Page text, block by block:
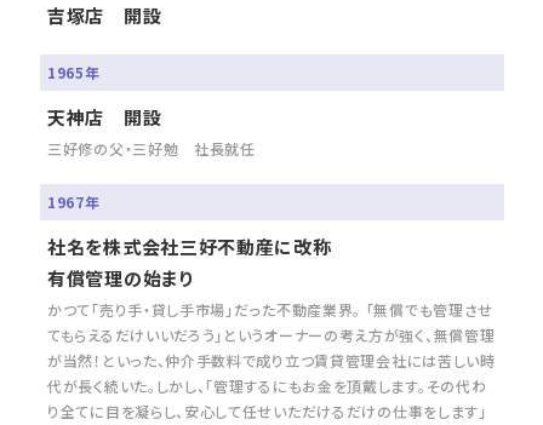
吉塚店 開設
1965年
天神店 開設
三好修の父・三好勉 社長就任
1967年
社名を株式会社三好不動産に改称
有償管理の始まり
かつて「売り手・貸し手市場」だった不動産業界。 「無償でも管理させ
てもらえるだけいいだろう」というオーナーの考え方が強く、無償管理
が当然！といった、仲介手数料で成り立つ賃貸管理会社には苦しい時
代が長く続いた。しかし、「管理するにもお金を頂戴します。その代わ
り全てに目を凝らし、安心して任せいただけるだけの仕事をします」